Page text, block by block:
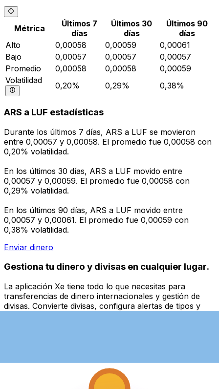
Métrica
Últimos 7
días
Últimos 30
días
Últimos 90
días
Alto
0,00058 0,00059
0,00061
Bajo
0,00057 0,00057
0,00057
Promedio
0,00058 0,00058
0,00059
Volatilidad
0,20% 0,29% 0,38%
ARS a LUF estadísticas
Durante los últimos 7 días, ARS a LUF se movieron
entre 0,00057 y 0,00058. El promedio fue 0,00058 con
0,20% volatilidad.
En los últimos 30 días, ARS a LUF movido entre
0,00057 y 0,00059. El promedio fue 0,00058 con
0,29% volatilidad.
En los últimos 90 días, ARS a LUF movido entre
0,00057 y 0,00061. El promedio fue 0,00059 con
0,38% volatilidad.
Enviar dinero
Gestiona tu dinero y divisas en cualquier lugar.
La aplicación Xe tiene todo lo que necesitas para
transferencias de dinero internacionales y gestión de
divisas. Convierte divisas, configura alertas de tipos y